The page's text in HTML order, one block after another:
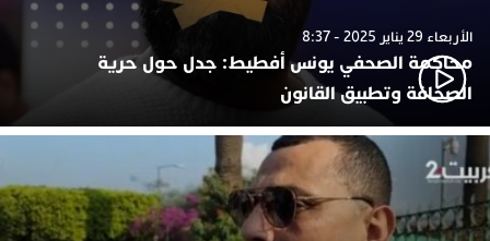
الأربعاء 29 يناير 2025 - 8:37
محاكمة الصحفي يونس أفطيط: جدل حول حرية
الصحافة وتطبيق القانون